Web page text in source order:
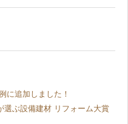
に追加しました！
選ぶ設備建材 リフォーム大賞